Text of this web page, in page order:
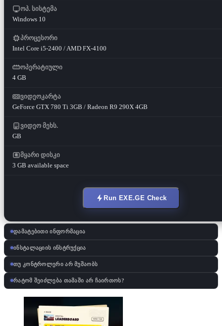
ოპ. სისტემა
Windows 10
პროცესორი
Intel Core i5-2400 / AMD FX-4100
ოპერატიული
4 GB
ვიდეოკარტა
GeForce GTX 780 Ti 3GB / Radeon R9 290X 4GB
ვიდეო მეხს.
GB
მყარი დისკი
3 GB available space
Run EXE.GE Check
დამატებითი ინფორმაცია
ინსტალაციის ინსტრუქცია
თუ კონტროლერი არ მუშაობს
რატომ შეიძლება თამაში არ ჩაირთოს?